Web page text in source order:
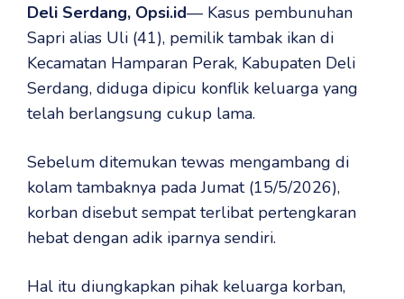
Deli Serdang, Opsi.id— Kasus pembunuhan
Sapri alias Uli (41), pemilik tambak ikan di
Kecamatan Hamparan Perak, Kabupaten Deli
Serdang, diduga dipicu konflik keluarga yang
telah berlangsung cukup lama.
Sebelum ditemukan tewas mengambang di
kolam tambaknya pada Jumat (15/5/2026),
korban disebut sempat terlibat pertengkaran
hebat dengan adik iparnya sendiri.
Hal itu diungkapkan pihak keluarga korban,